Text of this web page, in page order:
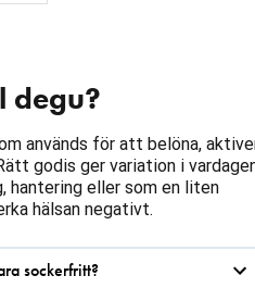
degu?
används för att belöna,
godis ger variation i
hantering eller som en liten
hälsan negativt.
sockerfritt?